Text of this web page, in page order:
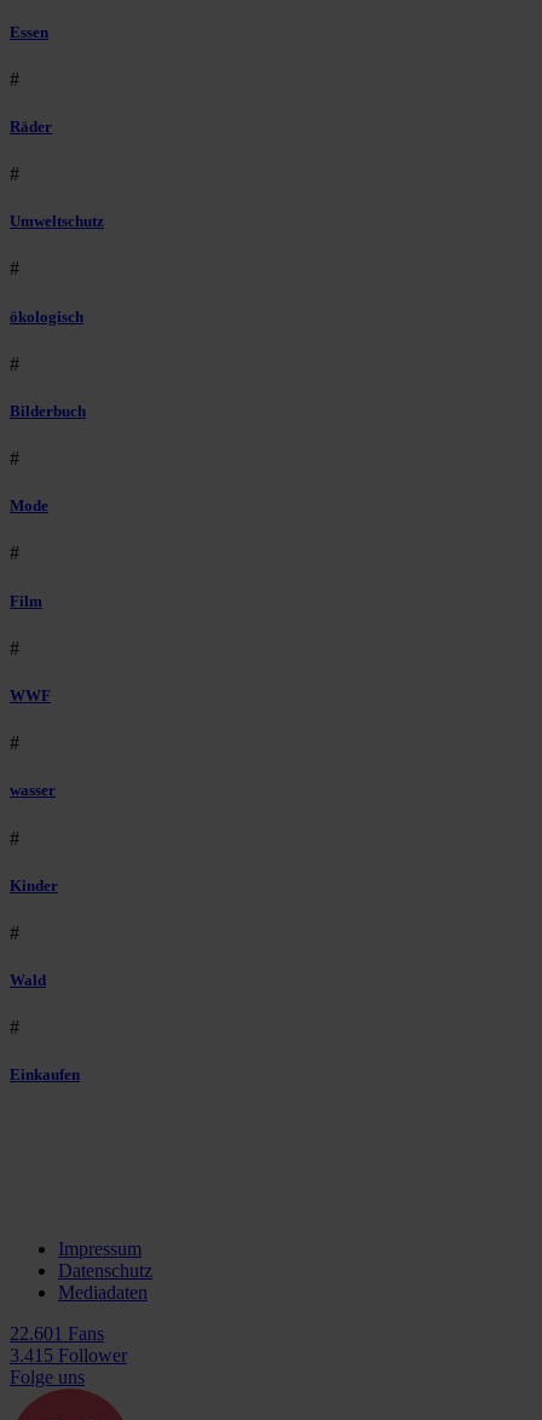
Essen
#
Räder
#
Umweltschutz
#
ökologisch
#
Bilderbuch
#
Mode
#
Film
#
WWF
#
wasser
#
Kinder
#
Wald
#
Einkaufen
Impressum
Datenschutz
Mediadaten
22.601 Fans
3.415 Follower
Folge uns